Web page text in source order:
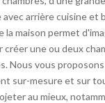
arrière cuisine et
la maison permet
créer une ou deux
Nous vous
sur-mesure et sur
au mieux,